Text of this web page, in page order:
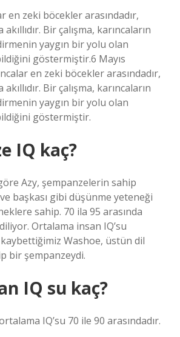
en zeki böcekler arasındadır,
Bir çalışma, karıncaların
yaygın bir yolu olan
göstermiştir.6 Mayıs
en zeki böcekler arasındadır,
Bir çalışma, karıncaların
yaygın bir yolu olan
göstermiştir.
IQ kaç?
Azy, şempanzelerin sahip
başkası gibi düşünme yeteneği
sahip. 70 ila 95 arasında
Ortalama insan IQ’su
kaybettiğimiz Washoe, üstün dil
bir şempanzeydi.
IQ su kaç?
IQ’su 70 ile 90 arasındadır.